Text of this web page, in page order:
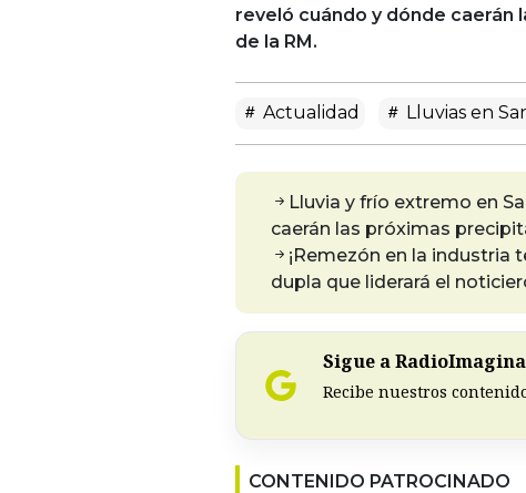
reveló cuándo y dónde caerán
de la RM.
Actualidad Lluvias en
Lluvia y frío extremo en
caerán las próximas
¡Remezón en la industria
dupla que liderará el
Sigue a
Recibe nuestros
CONTENIDO PATROCINADO